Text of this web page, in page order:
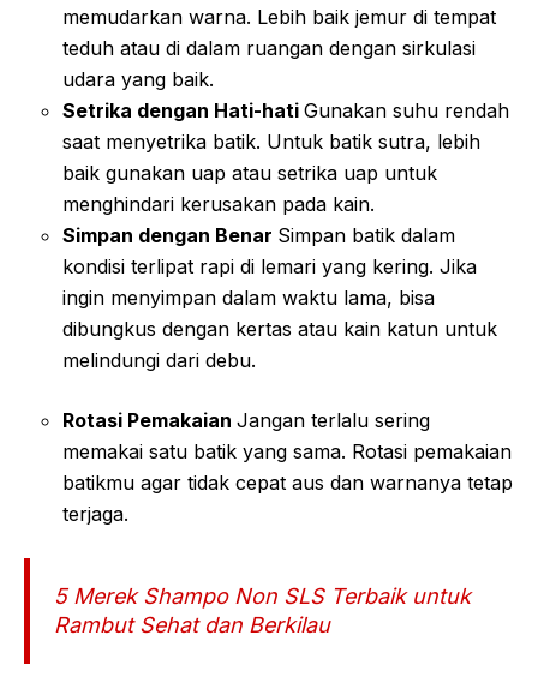
memudarkan warna. Lebih baik jemur di tempat
teduh atau di dalam ruangan dengan sirkulasi
udara yang baik.
Setrika dengan Hati-hati Gunakan suhu rendah
saat menyetrika batik. Untuk batik sutra, lebih
baik gunakan uap atau setrika uap untuk
menghindari kerusakan pada kain.
Simpan dengan Benar Simpan batik dalam
kondisi terlipat rapi di lemari yang kering. Jika
ingin menyimpan dalam waktu lama, bisa
dibungkus dengan kertas atau kain katun untuk
melindungi dari debu.
Rotasi Pemakaian Jangan terlalu sering
memakai satu batik yang sama. Rotasi pemakaian
batikmu agar tidak cepat aus dan warnanya tetap
terjaga.
5 Merek Shampo Non SLS Terbaik untuk
Rambut Sehat dan Berkilau